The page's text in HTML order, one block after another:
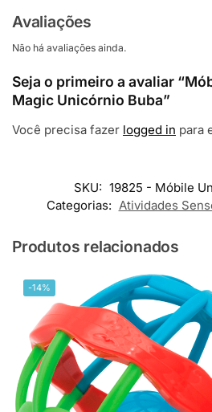
Avaliações
Não há avaliações ainda.
Seja o primeiro a avaliar
Magic Unicórnio Buba”
Você precisa fazer logged in para
SKU: 19825 - Móbile
Categorias: Atividades
Produtos relacionados
-14%